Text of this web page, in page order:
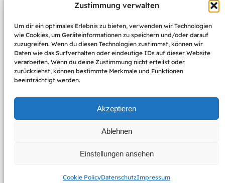
Zustimmung verwalten
Um dir ein optimales Erlebnis zu bieten, verwenden wir Technologien
wie Cookies, um Geräteinformationen zu speichern und/oder darauf
zuzugreifen. Wenn du diesen Technologien zustimmst, können wir
Daten wie das Surfverhalten oder eindeutige IDs auf dieser Website
verarbeiten. Wenn du deine Zustimmung nicht erteilst oder
zurückziehst, können bestimmte Merkmale und Funktionen
beeinträchtigt werden.
Akzeptieren
Ablehnen
Einstellungen ansehen
Cookie PolicyDatenschutzImpressum
Ende:
5. September 2027
Schachjugend
Veranstalter-Website
anzeigen
DSJ-Akademie